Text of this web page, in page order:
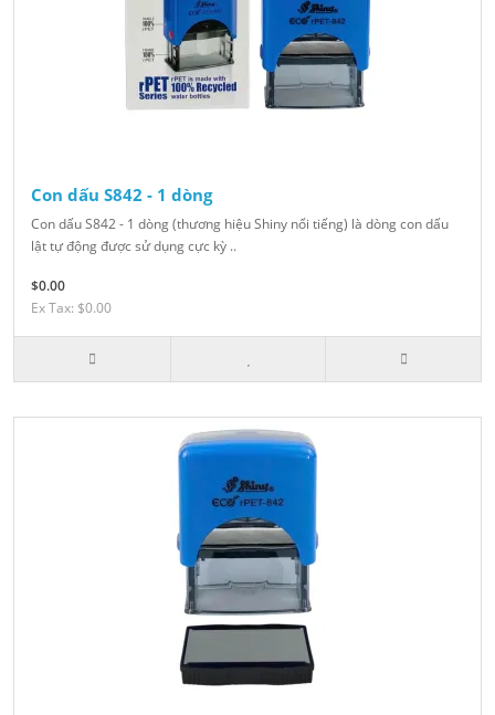
Con dấu S842 - 1 dòng
Con dấu S842 - 1 dòng (thương hiệu Shiny nổi tiếng) là dòng con dấu
lật tự động được sử dụng cực kỳ ..
$0.00
Ex Tax: $0.00